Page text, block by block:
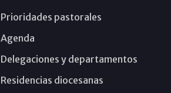
Prioridades pastorales
Agenda
Delegaciones y departamentos
Residencias diocesanas